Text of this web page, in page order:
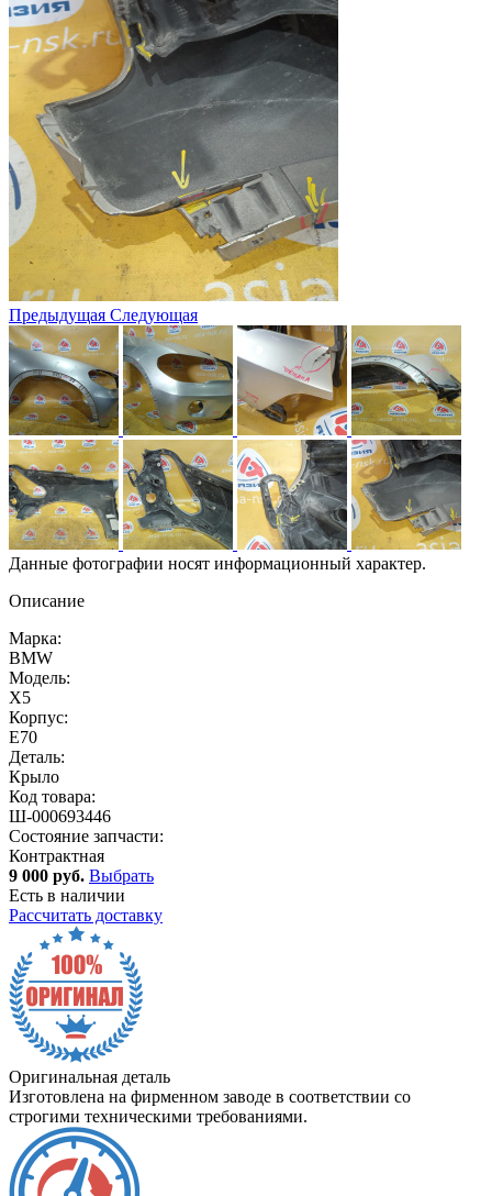
Предыдущая Следующая
Данные фотографии носят информационный характер.
Описание
Марка:
BMW
Модель:
X5
Корпус:
E70
Деталь:
Крыло
Код товара:
Ш-000693446
Состояние запчасти:
Контрактная
9 000 руб. Выбрать
Есть в наличии
Рассчитать доставку
Оригинальная деталь
Изготовлена на фирменном заводе в соответствии со
строгими техническими требованиями.